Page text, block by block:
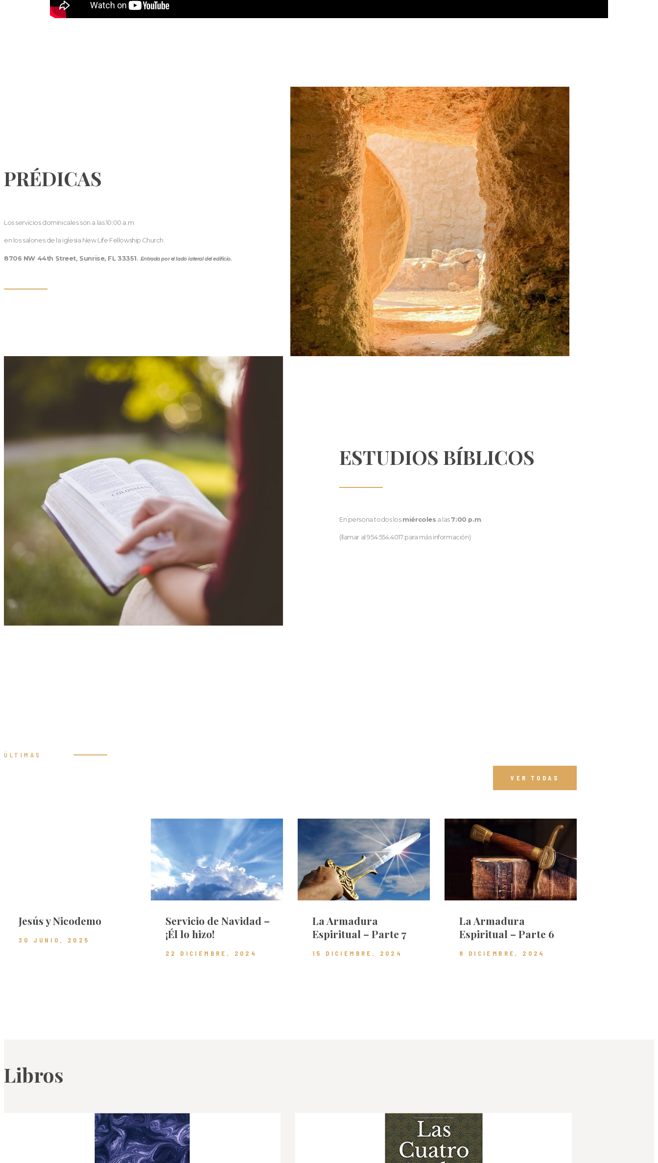
PRÉDICAS
Los servicios dominicales son a las 10:00 a.m.
en los salones de la iglesia New Life Fellowship Church
8706 NW 44th Street, Sunrise, FL 33351. Entrada por el lado lateral del edificio.
ESTUDIOS BÍBLICOS
En persona todos los miércoles a las 7:00 p.m
(llamar al 954.554.4017 para más información)
ÚLTIMAS
VER TODAS
Jesús y Nicodemo
30 JUNIO, 2025
Servicio de Navidad –
¡Él lo hizo!
22 DICIEMBRE, 2024
La Armadura
Espiritual – Parte 7
15 DICIEMBRE, 2024
La Armadura
Espiritual – Parte 6
8 DICIEMBRE, 2024
Libros